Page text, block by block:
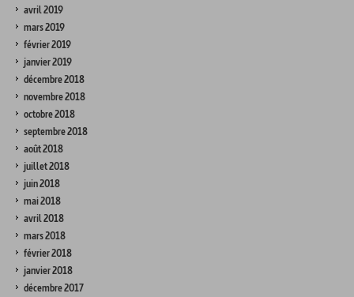
avril 2019
mars 2019
février 2019
janvier 2019
décembre 2018
novembre 2018
octobre 2018
septembre 2018
août 2018
juillet 2018
juin 2018
mai 2018
avril 2018
mars 2018
février 2018
janvier 2018
décembre 2017